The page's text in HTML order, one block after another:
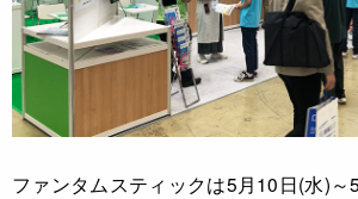
ファンタムスティックは5月10日(水)